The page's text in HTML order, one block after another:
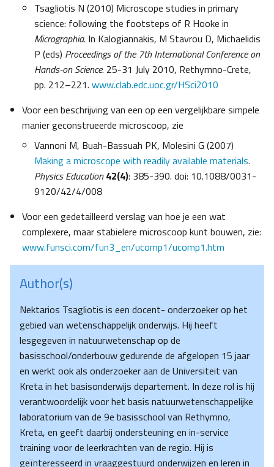
Tsagliotis N (2010) Microscope studies in primary
science: following the footsteps of R Hooke in
Micrographia. In Kalogiannakis, M Stavrou D, Michaelidis
P (eds) Proceedings of the 7th International Conference on
Hands-on Science. 25-31 July 2010, Rethymno-Crete,
pp. 212–221. www.clab.edc.uoc.gr/HSci2010
Voor een beschrijving van een op een vergelijkbare simpele
manier geconstrueerde microscoop, zie
Vannoni M, Buah-Bassuah PK, Molesini G (2007)
Making a microscope with readily available materials.
Physics Education 42(4): 385-390. doi: 10.1088/0031-
9120/42/4/008
Voor een gedetailleerd verslag van hoe je een wat
complexere, maar stabielere microscoop kunt bouwen, zie:
www.funsci.com/fun3_en/ucomp1/ucomp1.htm
Author(s)
Nektarios Tsagliotis is een docent- onderzoeker op het
gebied van wetenschappelijk onderwijs. Hij heeft
lesgegeven in natuurwetenschap op de
basisschool/onderbouw gedurende de afgelopen 15 jaar
en werkt ook als onderzoeker aan de Universiteit van
Kreta in het basisonderwijs departement. In deze rol is hij
verantwoordelijk voor het basis natuurwetenschappelijke
laboratorium van de 9e basisschool van Rethymno,
Kreta, en geeft daarbij ondersteuning en in-service
training voor de leerkrachten van de regio. Hij is
geïnteresseerd in vraaggestuurd onderwijzen en leren in